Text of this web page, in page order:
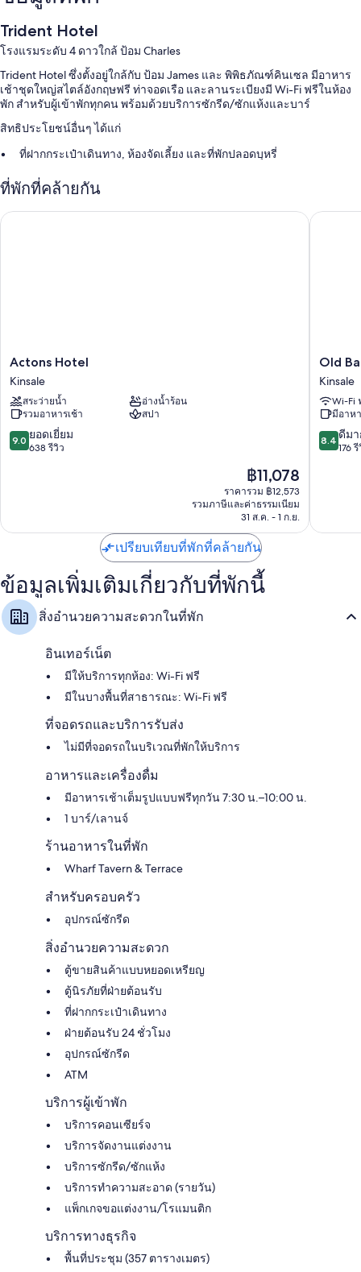
Trident Hotel
โรงแรมระดับ 4 ดาวใกล้ ป้อม Charles
Trident Hotel ซึ่งตั้งอยู่ใกล้กับ ป้อม James และ พิพิธภัณฑ์คินเซล มีอาหาร
เช้าชุดใหญ่สไตล์อังกฤษฟรี ท่าจอดเรือ และลานระเบียงมี Wi-Fi ฟรีในห้อง
พัก สำหรับผู้เข้าพักทุกคน พร้อมด้วยบริการซักรีด/ซักแห้งและบาร์
สิทธิประโยชน์อื่นๆ ได้แก่
ที่ฝากกระเป๋าเดินทาง, ห้องจัดเลี้ยง และที่พักปลอดบุหรี่
บริการคอนเซียร์จ, ฝ่ายต้อนรับ 24 ชั่วโมง และ4 ห้องประชุม
กล่องนิรภัยที่ฝ่ายต้อนรับ, บริการจัดงานแต่งงาน และตู้ขายของ
อัตโนมัติ
3 ห้องน้ำพร้อมฝักบัวในอ่างอาบน้ำและของใช้ในห้องน้ำฟรี
ทีวีพร้อม ช่องเคเบิล
ตู้เสื้อผ้า, กาต้มน้ำไฟฟ้า และบริการทำความสะอาดทุกวัน
ที่พักที่คล้ายกัน
Actons
Hotel
Kinsale
Actons Hotel
Kinsale
สระว่ายน้ำ
อ่างน้ำร้อน
รวมอาหารเช้า
สปา
9.0
จาก
9.0 ยอดเยี่ยม
638 รีวิว
ราคา
ปัจจุบัน
คือ
฿11,078
฿11,078
ราคารวม ฿12,573
รวมภาษีและค่าธรรมเนียม
31 ส.ค. - 1 ก.ย.
Actons Hotel
Old
Bank
House
Kinsale
Kinsale
Old
Kinsale
Wi-Fi
มีอาห
8.4
จาก
8.4 ดีม
176
Old
เปรียบเทียบที่พักที่คล้ายกัน
ข้อมูลเพิ่มเติมเกี่ยวกับที่พักนี้
สิ่งอำนวยความสะดวกในที่พัก
อินเทอร์เน็ต
มีให้บริการทุกห้อง: Wi-Fi ฟรี
มีในบางพื้นที่สาธารณะ: Wi-Fi ฟรี
ที่จอดรถและบริการรับส่ง
ไม่มีที่จอดรถในบริเวณที่พักให้บริการ
อาหารและเครื่องดื่ม
มีอาหารเช้าเต็มรูปแบบฟรีทุกวัน 7:30 น.–10:00 น.
1 บาร์/เลานจ์
ร้านอาหารในที่พัก
Wharf Tavern & Terrace
สำหรับครอบครัว
อุปกรณ์ซักรีด
สิ่งอำนวยความสะดวก
ตู้ขายสินค้าแบบหยอดเหรียญ
ตู้นิรภัยที่ฝ่ายต้อนรับ
ที่ฝากกระเป๋าเดินทาง
ฝ่ายต้อนรับ 24 ชั่วโมง
อุปกรณ์ซักรีด
ATM
บริการผู้เข้าพัก
บริการคอนเซียร์จ
บริการจัดงานแต่งงาน
บริการซักรีด/ซักแห้ง
บริการทำความสะอาด (รายวัน)
แพ็กเกจขอแต่งงาน/โรแมนติก
บริการทางธุรกิจ
พื้นที่ประชุม (357 ตารางเมตร)